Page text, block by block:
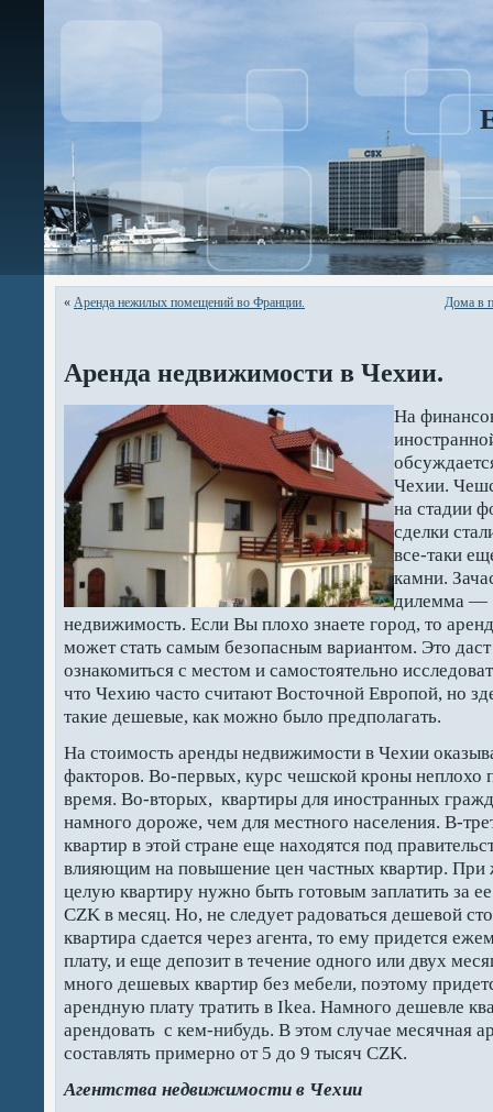
« Аренда нежилых помещений во Франции. Дома в
Аренда недвижимости в Чехии.
На
Чехии.
на стадии
сделки
все-таки
камни.
дилемма —
недвижимость. Если Вы плохо знаете город, то
может стать самым безопасным вариантом. Это
ознакомиться с местом и самостоятельно
что Чехию часто считают Восточной Европой, но
такие дешевые, как можно было предполагать.
На стоимость аренды недвижимости в Чехии
факторов. Во-первых, курс чешской кроны неплохо
время. Во-вторых, квартиры для иностранных
намного дороже, чем для местного населения. В-
квартир в этой стране еще находятся под
влияющим на повышение цен частных квартир. При
целую квартиру нужно быть готовым заплатить за
CZK в месяц. Но, не следует радоваться дешевой
квартира сдается через агента, то ему придется
плату, и еще депозит в течение одного или двух
много дешевых квартир без мебели, поэтому
арендную плату тратить в Ikea. Намного дешевле
арендовать с кем-нибудь. В этом случае месячная
составлять примерно от 5 до 9 тысяч CZK.
Агентства недвижимости в Чехии